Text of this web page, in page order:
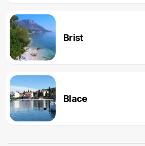
Brist
Blace